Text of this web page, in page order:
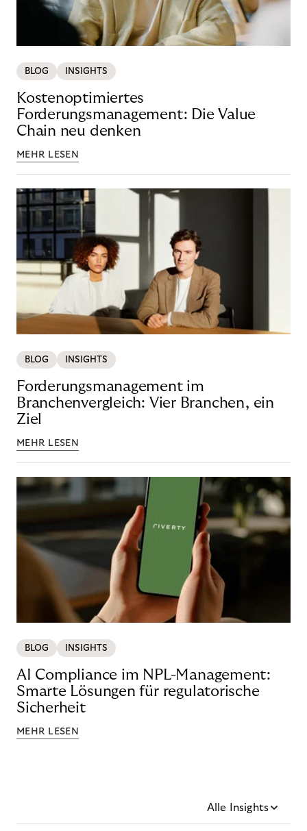
BLOG INSIGHTS
Kostenoptimiertes
Forderungsmanagement: Die Value
Chain neu denken
MEHR LESEN
BLOG INSIGHTS
Forderungsmanagement im
Branchenvergleich: Vier Branchen, ein
Ziel
MEHR LESEN
BLOG INSIGHTS
AI Compliance im NPL-Management:
Smarte Lösungen für regulatorische
Sicherheit
MEHR LESEN
Alle Insights